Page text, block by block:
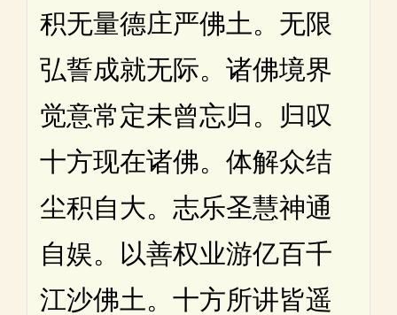
积无量德庄严佛土。无限
弘誓成就无际。诸佛境界
觉意常定未曾忘归。归叹
十方现在诸佛。体解众结
尘积自大。志乐圣慧神通
自娱。以善权业游亿百千
江沙佛土。十方所讲皆遥